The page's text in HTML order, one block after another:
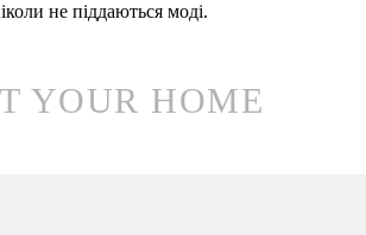
не піддаються моді.
YOUR HOME